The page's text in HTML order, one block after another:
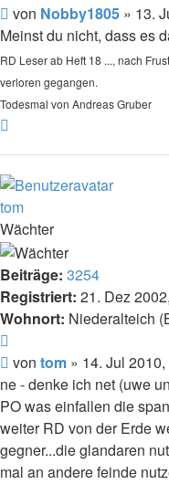
Beitrag
von Nobby1805 » 13.
Meinst du nicht, dass es
RD Leser ab Heft 18 ..., nach
verloren gegangen.
Todesmal von Andreas Gruber
tom
Wächter
Beiträge: 3254
Registriert: 21. Dez
Wohnort: Niederalteich
Beitrag
von tom » 14. Jul
ne - denke ich net (uwe
PO was einfallen die
weiter RD von der Erde
gegner...die glandaren
mal an andere feinde